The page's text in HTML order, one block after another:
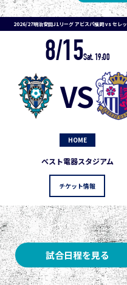
2026/27明治安田J1リーグ アビスパ福岡 vs セレ
8/15Sat. 19:00
VS
HOME
ベスト電器スタジアム
チケット情報
試合日程を見る
3
3 1
Ｇ大阪 3 1 0
柏 3 1
Ｃ大阪 3 1 0